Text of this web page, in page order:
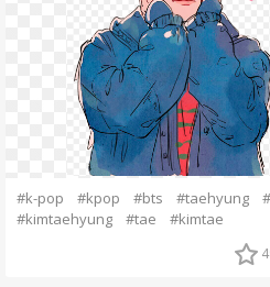
#k-pop #kpop #bts #taehyung
#kimtaehyung
#tae #kimtae